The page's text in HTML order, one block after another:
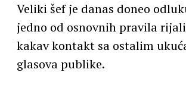
Veliki šef je danas doneo
jedno od osnovnih pravila
kakav kontakt sa ostalim
glasova publike.